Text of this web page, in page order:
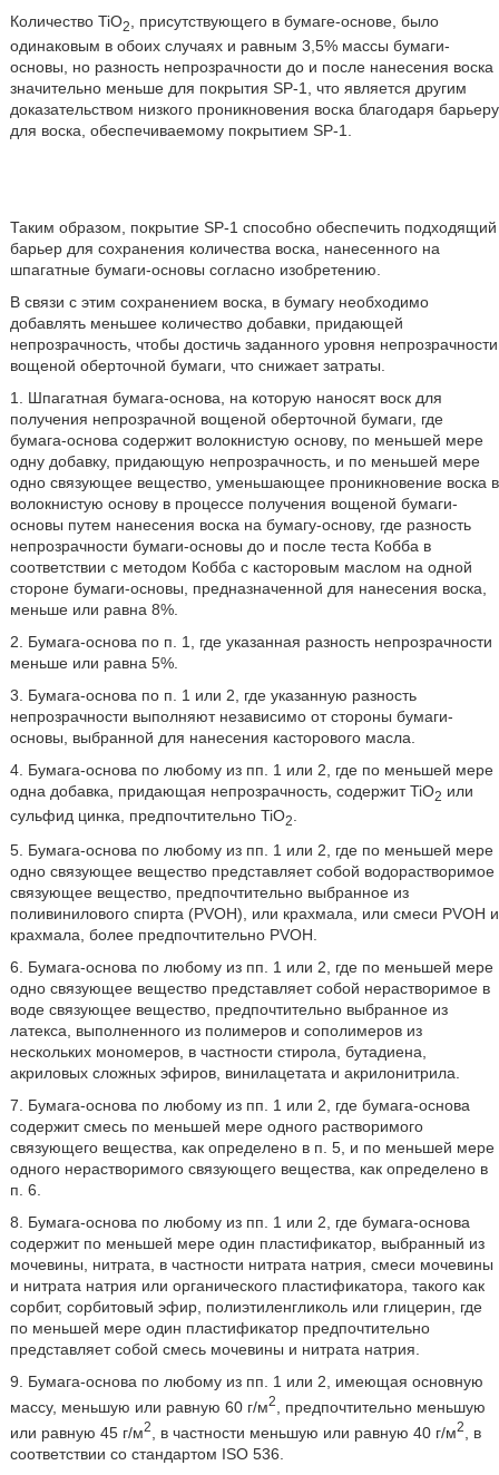
Количество TiO2
, присутствующего в бумаге-основе, было
одинаковым в обоих случаях и равным 3,5% массы бумаги-
основы, но разность непрозрачности до и после нанесения воска
значительно меньше для покрытия SP-1, что является другим
доказательством низкого проникновения воска благодаря барьеру
для воска, обеспечиваемому покрытием SP-1.
Таким образом, покрытие SP-1 способно обеспечить подходящий
барьер для сохранения количества воска, нанесенного на
шпагатные бумаги-основы согласно изобретению.
В связи с этим сохранением воска, в бумагу необходимо
добавлять меньшее количество добавки, придающей
непрозрачность, чтобы достичь заданного уровня непрозрачности
вощеной оберточной бумаги, что снижает затраты.
1. Шпагатная бумага-основа, на которую наносят воск для
получения непрозрачной вощеной оберточной бумаги, где
бумага-основа содержит волокнистую основу, по меньшей мере
одну добавку, придающую непрозрачность, и по меньшей мере
одно связующее вещество, уменьшающее проникновение воска в
волокнистую основу в процессе получения вощеной бумаги-
основы путем нанесения воска на бумагу-основу, где разность
непрозрачности бумаги-основы до и после теста Кобба в
соответствии с методом Кобба с касторовым маслом на одной
стороне бумаги-основы, предназначенной для нанесения воска,
меньше или равна 8%.
2. Бумага-основа по п. 1, где указанная разность непрозрачности
меньше или равна 5%.
3. Бумага-основа по п. 1 или 2, где указанную разность
непрозрачности выполняют независимо от стороны бумаги-
основы, выбранной для нанесения касторового масла.
4. Бумага-основа по любому из пп. 1 или 2, где по меньшей мере
одна добавка, придающая непрозрачность, содержит TiO2 или
сульфид цинка, предпочтительно TiO2
5. Бумага-основа по любому из пп. 1 или 2, где по меньшей мере
одно связующее вещество представляет собой водорастворимое
связующее вещество, предпочтительно выбранное из
поливинилового спирта (PVOH), или крахмала, или смеси PVOH и
крахмала, более предпочтительно PVOH.
6. Бумага-основа по любому из пп. 1 или 2, где по меньшей мере
одно связующее вещество представляет собой нерастворимое в
воде связующее вещество, предпочтительно выбранное из
латекса, выполненного из полимеров и сополимеров из
нескольких мономеров, в частности стирола, бутадиена,
акриловых сложных эфиров, винилацетата и акрилонитрила.
7. Бумага-основа по любому из пп. 1 или 2, где бумага-основа
содержит смесь по меньшей мере одного растворимого
связующего вещества, как определено в п. 5, и по меньшей мере
одного нерастворимого связующего вещества, как определено в
п. 6.
8. Бумага-основа по любому из пп. 1 или 2, где бумага-основа
содержит по меньшей мере один пластификатор, выбранный из
мочевины, нитрата, в частности нитрата натрия, смеси мочевины
и нитрата натрия или органического пластификатора, такого как
сорбит, сорбитовый эфир, полиэтиленгликоль или глицерин, где
по меньшей мере один пластификатор предпочтительно
представляет собой смесь мочевины и нитрата натрия.
9. Бумага-основа по любому из пп. 1 или 2, имеющая основную
массу, меньшую или равную 60 г/м2
, предпочтительно меньшую
или равную 45 г/м2 , в частности меньшую или равную 40 г/м2
, в
соответствии со стандартом ISO 536.